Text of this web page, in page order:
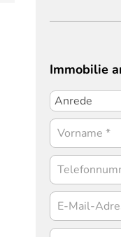
Immobilie